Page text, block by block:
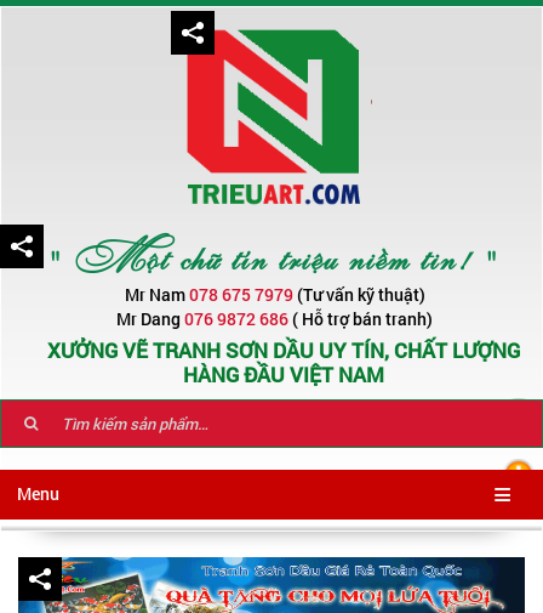
" Một chữ tín triệu niềm tin! "
Mr Nam078 675 7979(Tư vấn kỹ thuật)
Mr Dang 076 9872 686( Hỗ trợ bán tranh)
XƯỞNG VẼ TRANH SƠN DẦU UY TÍN, CHẤT LƯỢNG
HÀNG ĐẦU VIỆT NAM
Menu